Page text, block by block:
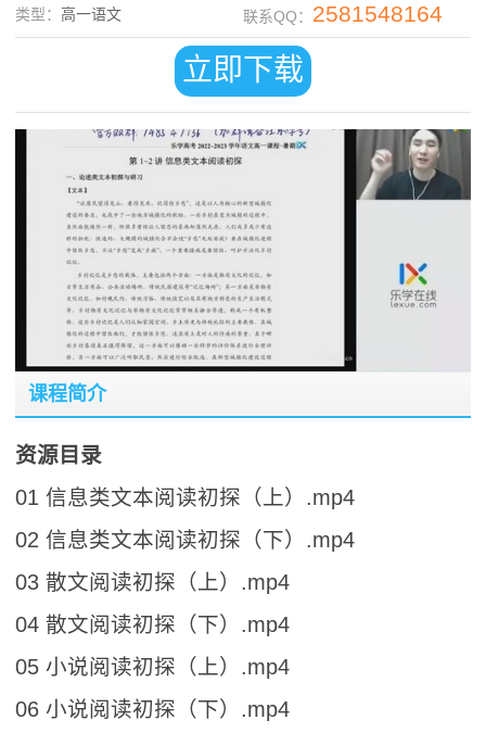
类型： 高一语文 联系QQ： 2581548164
立即下载
课程简介
资源目录
01 信息类文本阅读初探（上）.mp4
02 信息类文本阅读初探（下）.mp4
03 散文阅读初探（上）.mp4
04 散文阅读初探（下）.mp4
05 小说阅读初探（上）.mp4
06 小说阅读初探（下）.mp4